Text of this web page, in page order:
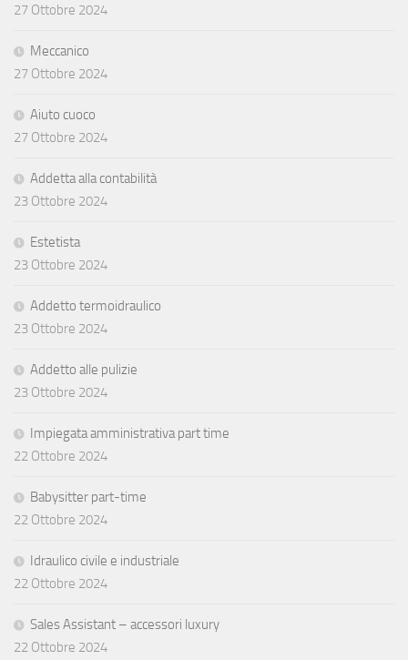
27 Ottobre 2024
Meccanico
27 Ottobre 2024
Aiuto cuoco
27 Ottobre 2024
Addetta alla contabilità
23 Ottobre 2024
Estetista
23 Ottobre 2024
Addetto termoidraulico
23 Ottobre 2024
Addetto alle pulizie
23 Ottobre 2024
Impiegata amministrativa part time
22 Ottobre 2024
Babysitter part-time
22 Ottobre 2024
Idraulico civile e industriale
22 Ottobre 2024
Sales Assistant – accessori luxury
22 Ottobre 2024